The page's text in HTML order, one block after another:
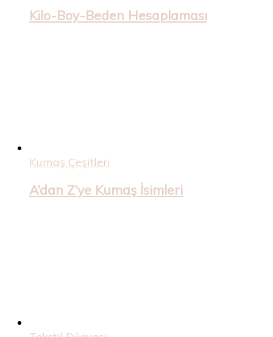
Kilo-Boy-Beden Hesaplaması
Kumaş Çeşitleri
A’dan Z’ye Kumaş İsimleri